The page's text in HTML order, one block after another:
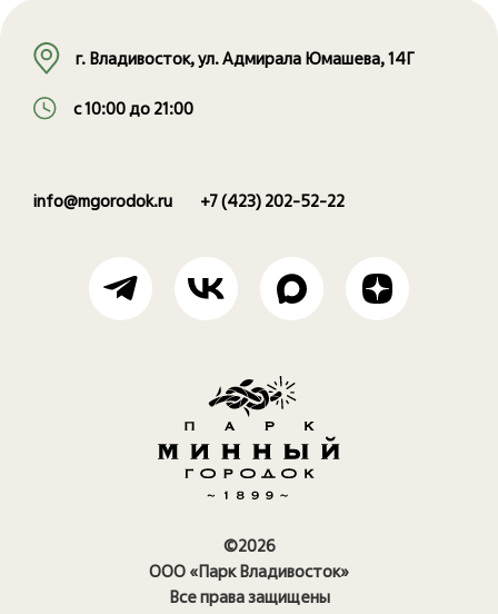
г. Владивосток, ул. Адмирала Юмашева, 14Г
с 10:00 до 21:00
info@mgorodok.ru +7 (423) 202-52-22
©2026
ООО «Парк Владивосток»
Все права защищены